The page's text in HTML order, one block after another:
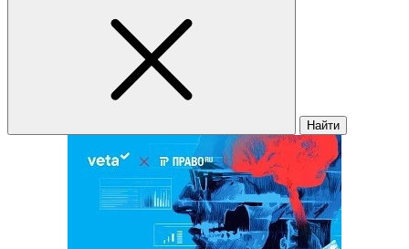
Найти